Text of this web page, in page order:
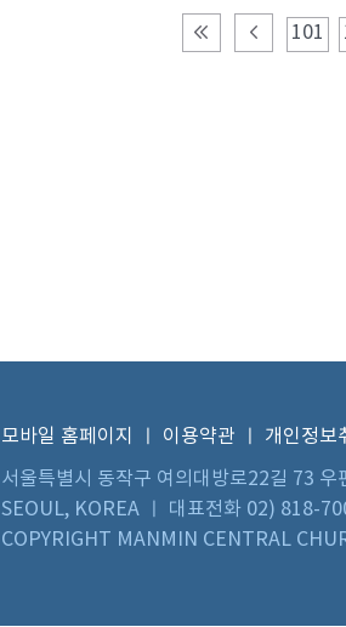
101
모바일 홈페이지 이용약관
개인정보
서울특별시 동작구 여의대방로22길 73
SEOUL, KOREA ㅣ 대표전화 02) 818-
COPYRIGHT MANMIN CENTRAL